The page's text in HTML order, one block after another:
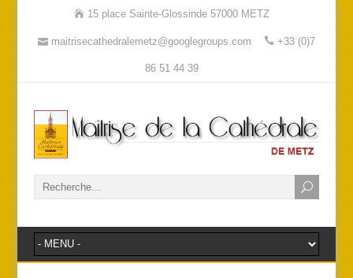
15 place Sainte-Glossinde 57000 METZ
maitrisecathedralemetz@googlegroups.com +33 (0)7
86 51 44 39